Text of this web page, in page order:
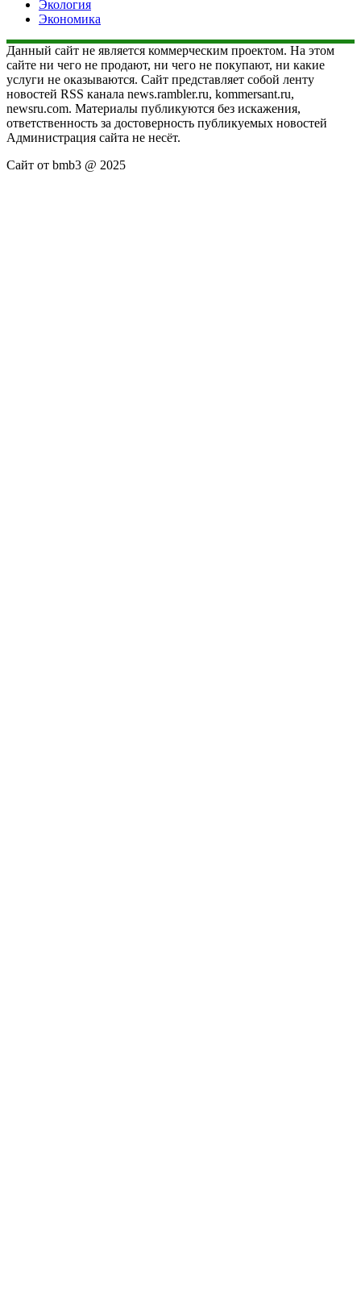
Экология
Экономика
Данный сайт не является коммерческим проектом. На этом
сайте ни чего не продают, ни чего не покупают, ни какие
услуги не оказываются. Сайт представляет собой ленту
новостей RSS канала news.rambler.ru, kommersant.ru,
newsru.com. Материалы публикуются без искажения,
ответственность за достоверность публикуемых новостей
Администрация сайта не несёт.
Сайт от bmb3 @ 2025